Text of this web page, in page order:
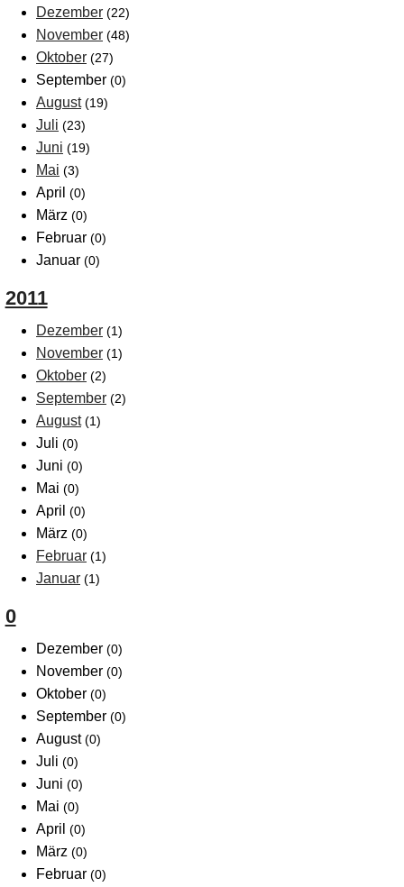
Dezember (22)
November (48)
Oktober (27)
September (0)
August (19)
Juli (23)
Juni (19)
Mai (3)
April (0)
März (0)
Februar (0)
Januar (0)
2011
Dezember (1)
November (1)
Oktober (2)
September (2)
August (1)
Juli (0)
Juni (0)
Mai (0)
April (0)
März (0)
Februar (1)
Januar (1)
0
Dezember (0)
November (0)
Oktober (0)
September (0)
August (0)
Juli (0)
Juni (0)
Mai (0)
April (0)
März (0)
Februar (0)